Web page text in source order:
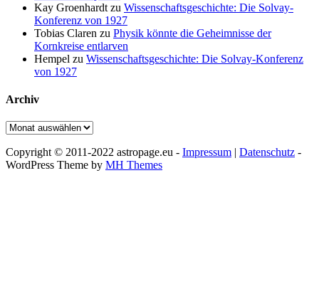
Kay Groenhardt zu Wissenschaftsgeschichte: Die Solvay-
Konferenz von 1927
Tobias Claren zu Physik könnte die Geheimnisse der
Kornkreise entlarven
Hempel zu Wissenschaftsgeschichte: Die Solvay-Konferenz
von 1927
Archiv
Archiv
Copyright © 2011-2022 astropage.eu - Impressum | Datenschutz -
WordPress Theme by MH Themes